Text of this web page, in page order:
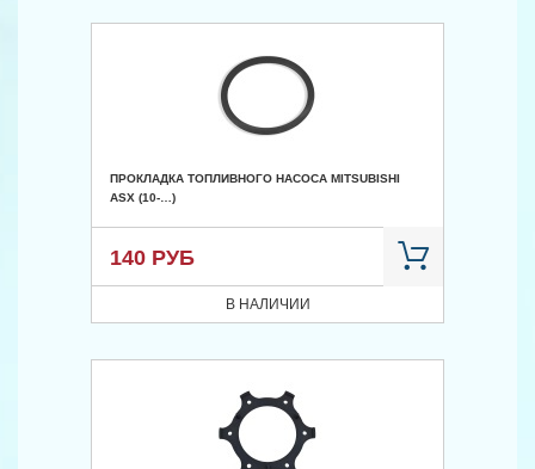
ПРОКЛАДКА ТОПЛИВНОГО НАСОСА MITSUBISHI
ASX (10-…)
140 РУБ
В НАЛИЧИИ